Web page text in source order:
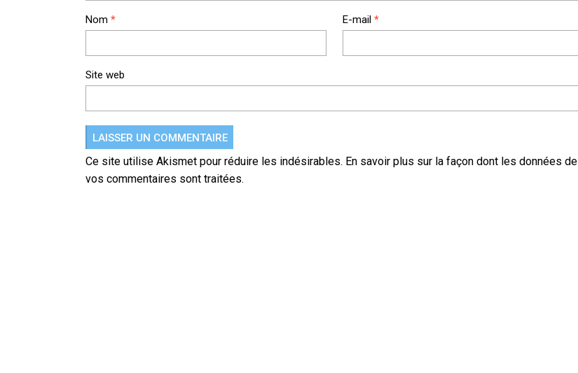
Nom * E-mail*
Site web
Ce site utilise Akismet pour réduire les indésirables. En savoir plus sur la façon dont les données de
vos commentaires sont traitées.